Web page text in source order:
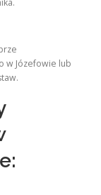
w Józefowie lub